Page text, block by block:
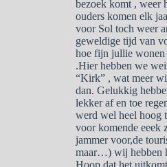
bezoek komt , weer
ouders komen elk
voor Sol toch weer
geweldige tijd van
hoe fijn jullie wonen
.Hier hebben we
“Kirk” , wat meer
dan. Gelukkig
lekker af en toe
werd wel heel hoog
voor komende eeek
jammer voor,de
maar…) wij hebben
Hoop dat het